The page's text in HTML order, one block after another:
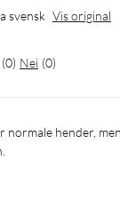
svensk Vis original
(0) Nei (0)